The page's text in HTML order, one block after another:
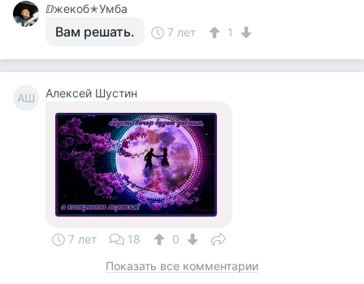
ⅅжекоб✭Умба
Вам решать. 7 лет 1
АШ Алексей Шустин
7 лет 18
0
Показать все комментарии